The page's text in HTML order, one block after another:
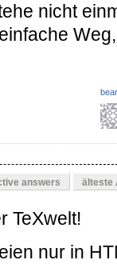
nicht
answers älteste
TeXwelt!
nur in